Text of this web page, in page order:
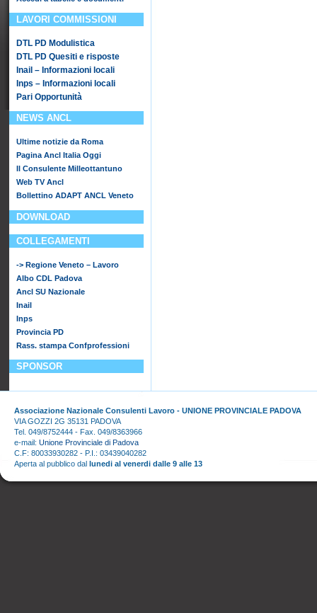
LAVORI COMMISSIONI
DTL PD Modulistica
DTL PD Quesiti e risposte
Inail – Informazioni locali
Inps – Informazioni locali
Pari Opportunità
NEWS ANCL
Ultime notizie da Roma
Pagina Ancl Italia Oggi
Il Consulente Milleottantuno
Web TV Ancl
Bollettino ADAPT ANCL Veneto
DOWNLOAD
COLLEGAMENTI
-> Regione Veneto – Lavoro
Albo CDL Padova
Ancl SU Nazionale
Inail
Inps
Provincia PD
Rass. stampa Confprofessioni
SPONSOR
Associazione Nazionale Consulenti Lavoro - UNIONE PROVINCIALE PADOVA
VIA GOZZI 2G 35131 PADOVA
Tel. 049/8752444 - Fax. 049/8363966
e-mail: Unione Provinciale di Padova
C.F: 80033930282 - P.I.: 03439040282
Aperta al pubblico dal lunedi al venerdi dalle 9 alle 13